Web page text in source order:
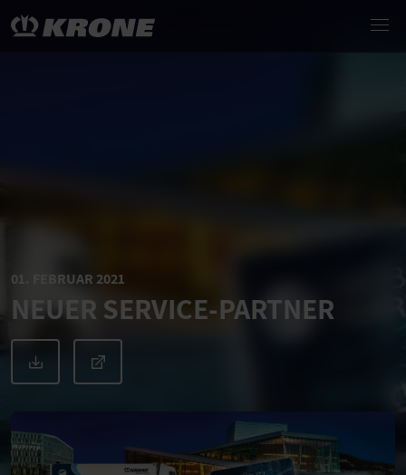
01. FEBRUAR 2021
NEUER SERVICE-PARTNER